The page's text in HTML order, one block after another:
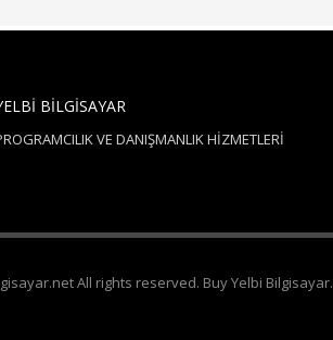
BİLGİSAYAR
VE DANIŞMANLIK HİZMETLERİ
All rights reserved. Buy Yelbi Bilgisayar.